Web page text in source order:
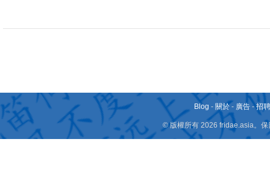
Blog - 關於 - 廣告 -招
© 版權所有 2026 fridae.asia。